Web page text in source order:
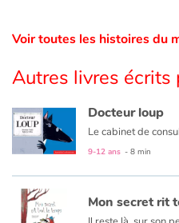
Famille
Écoles
Vidéos & Tutoriaux
Voir toutes les histoires du
Autres livres écrits
Docteur loup
9-12 ans - 8 min
Mon secret rit